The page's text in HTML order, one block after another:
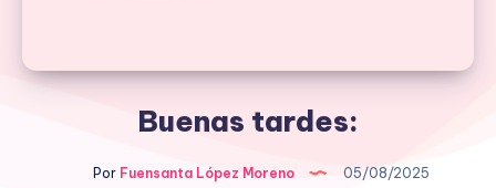
Buenas tardes:
PorFuensanta López Moreno
05/08/2025